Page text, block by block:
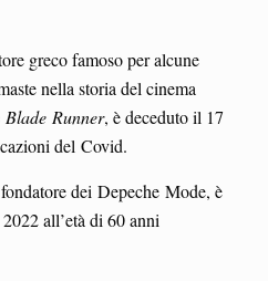
greco famoso per alcune
nella storia del cinema
Blade Runner, è deceduto il 17
del Covid.
dei Depeche Mode, è
all’età di 60 anni